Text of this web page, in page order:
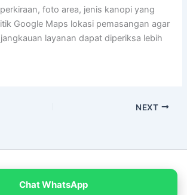
foto area, jenis kanopi yang
Google Maps lokasi pemasangan agar
layanan dapat diperiksa lebih
NEXT
Chat WhatsApp